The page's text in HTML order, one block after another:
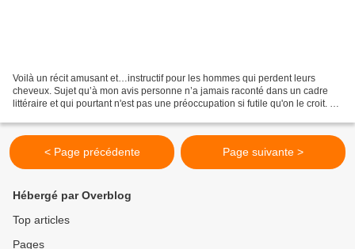
Voilà un récit amusant et…instructif pour les hommes qui perdent leurs
cheveux. Sujet qu’à mon avis personne n’a jamais raconté dans un cadre
littéraire et qui pourtant n'est pas une préoccupation si futile qu'on le croit. Ce
< Page précédente Page suivante >
Hébergé par Overblog
Top articles
Pages